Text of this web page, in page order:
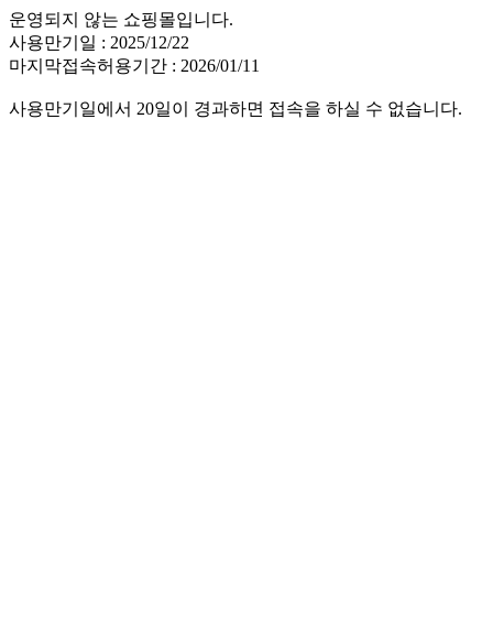
운영되지 않는 쇼핑몰입니다.
사용만기일 : 2025/12/22
마지막접속허용기간 : 2026/01/11
사용만기일에서 20일이 경과하면 접속을 하실 수 없습니다.